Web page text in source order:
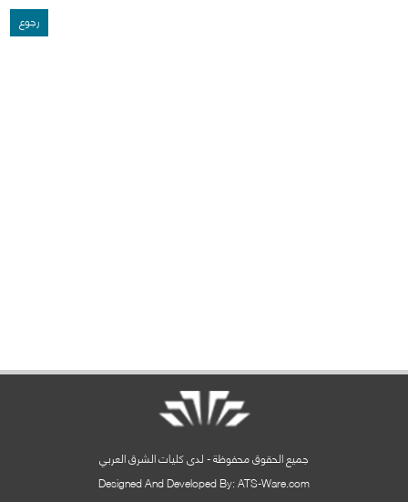
رجوع
جميع الحقوق محفوظة - لدى كليات الشرق العربي
Designed And Developed By: ATS-Ware.com